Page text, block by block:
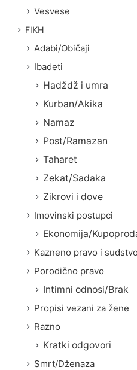
Vesvese
FIKH
Adabi/Običaji
Ibadeti
Hadždž i umra
Kurban/Akika
Namaz
Post/Ramazan
Taharet
Zekat/Sadaka
Zikrovi i dove
Imovinski postupci
Ekonomija/
Kazneno pravo i
Porodično pravo
Intimni odnosi/Brak
Propisi vezani za žene
Razno
Kratki odgovori
Smrt/Dženaza